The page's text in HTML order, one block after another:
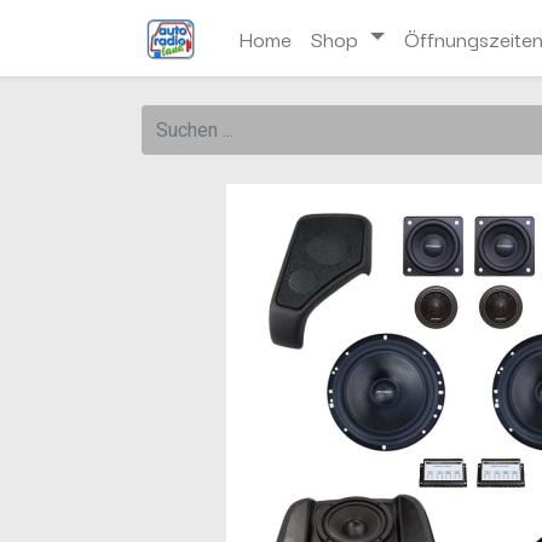
Home Shop Öffnungszeiten